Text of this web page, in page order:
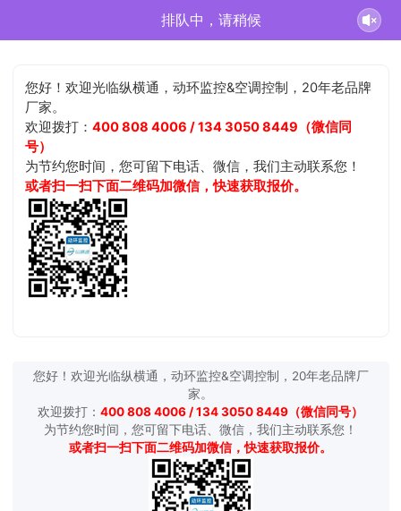
排队中，请稍候
您好！欢迎光临纵横通，动环监控&空调控制，20年老品牌
厂家。
欢迎拨打：400 808 4006 / 134 3050 8449（微信同
号）
为节约您时间，您可留下电话、微信，我们主动联系您！
或者扫一扫下面二维码加微信，快速获取报价。
您好！欢迎光临纵横通，动环监控&空调控制，20年老品牌厂
家。
欢迎拨打： 400 808 4006 / 134 3050 8449（微信同号）
为节约您时间，您可留下电话、微信，我们主动联系您！
或者扫一扫下面二维码加微信，快速获取报价。